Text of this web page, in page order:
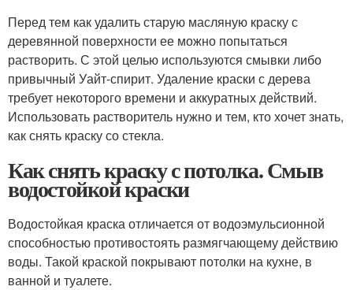
Перед тем как удалить старую масляную краску с
деревянной поверхности ее можно попытаться
растворить. С этой целью используются смывки либо
привычный Уайт-спирит. Удаление краски с дерева
требует некоторого времени и аккуратных действий.
Использовать растворитель нужно и тем, кто хочет знать,
как снять краску со стекла.
Как снять краску с потолка. Смыв
водостойкой краски
Водостойкая краска отличается от водоэмульсионной
способностью противостоять размягчающему действию
воды. Такой краской покрывают потолки на кухне, в
ванной и туалете.